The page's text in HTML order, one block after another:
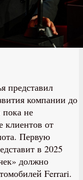
представил
компании до
не
клиентов от
Первую
в 2025
должно
Ferrari.